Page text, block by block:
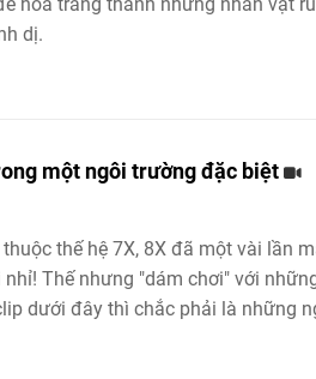
dị.
một ngôi trường đặc biệt
thế hệ 7X, 8X đã một vài lần
Thế nhưng "dám chơi" với
dưới đây thì chắc phải là những